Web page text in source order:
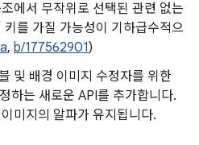
에서 무작위로 선택된 관련 없는
를 가질 가능성이 기하급수적으
, b/177562901)
및 배경 이미지 수정자를 위한
하는 새로운 API를 추가합니다.
미지의 알파가 유지됩니다.